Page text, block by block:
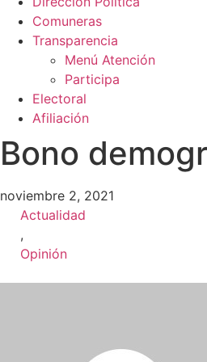
Comuneras
Transparencia
Menú Atención
Participa
Electoral
Afiliación
Bono
noviembre 2, 2021
Actualidad
,
Opinión